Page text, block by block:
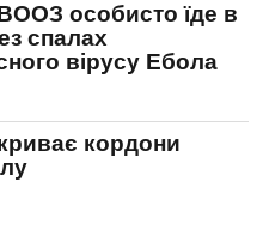
особисто їде в
спалах
вірусу Ебола
кордони